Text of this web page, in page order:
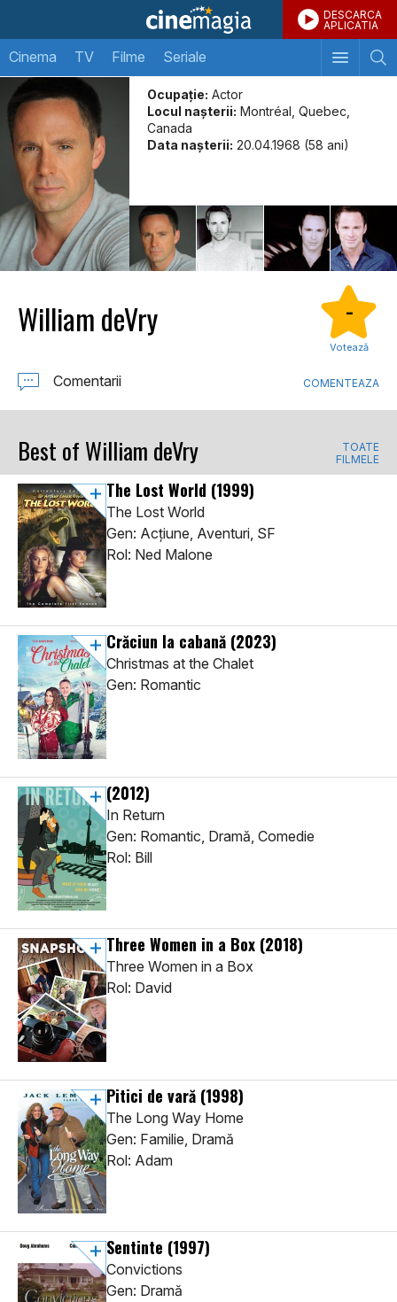
DESCARCA
APLICATIA
Cinema TV Filme Seriale
Ocupație: Actor
Locul naşterii: Montréal, Quebec,
Canada
Data naşterii: 20.04.1968 (58 ani)
William deVry -
Votează
Comentarii COMENTEAZA
Best of William deVry
TOATE
FILMELE
The Lost World (1999)
The Lost World
Gen: Acţiune, Aventuri, SF
Rol: Ned Malone
Crăciun la cabană (2023)
Christmas at the Chalet
Gen: Romantic
(2012)
In Return
Gen: Romantic, Dramă, Comedie
Rol: Bill
Three Women in a Box (2018)
Three Women in a Box
Rol: David
Pitici de vară (1998)
The Long Way Home
Gen: Familie, Dramă
Rol: Adam
Sentinte (1997)
Convictions
Gen: Dramă